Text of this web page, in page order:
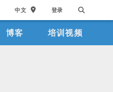
中文 登录
博客 培训视频